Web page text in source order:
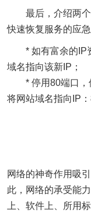
最后，介绍两个
快速恢复服务的应急
* 如有富余的IP资
域名指向该新IP；
* 停用80端口，
将网站域名指向IP：
网络的神奇作用吸
此，网络的承受能
上、软件上、所用